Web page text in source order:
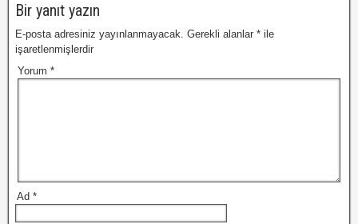
Bir yanıt yazın
E-posta adresiniz yayınlanmayacak. Gerekli alanlar * ile
işaretlenmişlerdir
Yorum *
Ad *